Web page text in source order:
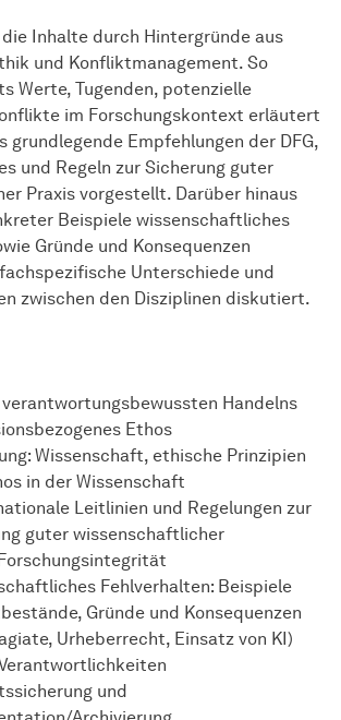
Inhalte durch Hintergründe aus
und Konfliktmanagement. So
Werte, Tugenden, potenzielle
im Forschungskontext erläutert
grundlegende Empfehlungen der DFG,
und Regeln zur Sicherung guter
Praxis vorgestellt. Darüber hinaus
Beispiele wissenschaftliches
Gründe und Konsequenzen
Unterschiede und
zwischen den Disziplinen diskutiert.
verantwortungsbewussten Handelns
Ethos
Wissenschaft, ethische Prinzipien
in der Wissenschaft
Leitlinien und Regelungen zur
guter wissenschaftlicher
Fehlverhalten: Beispiele
Gründe und Konsequenzen
Urheberrecht, Einsatz von KI)
und